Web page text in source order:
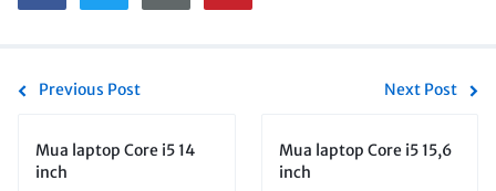
Previous Post Next Post
Mua laptop Core i5 14
inch
Mua laptop Core i5 15,6
inch